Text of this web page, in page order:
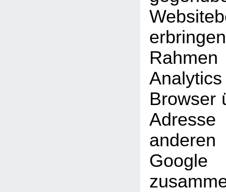
Browser
Google